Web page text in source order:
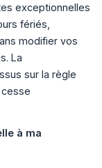
exceptionnelles
fériés,
modifier vos
La
sur la règle
à ma